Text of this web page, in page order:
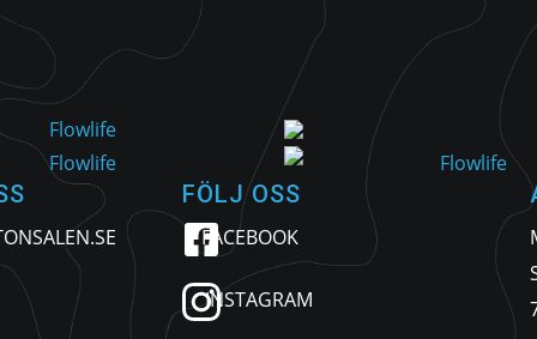
FÖLJ OSS
FACEBOOK
INSTAGRAM